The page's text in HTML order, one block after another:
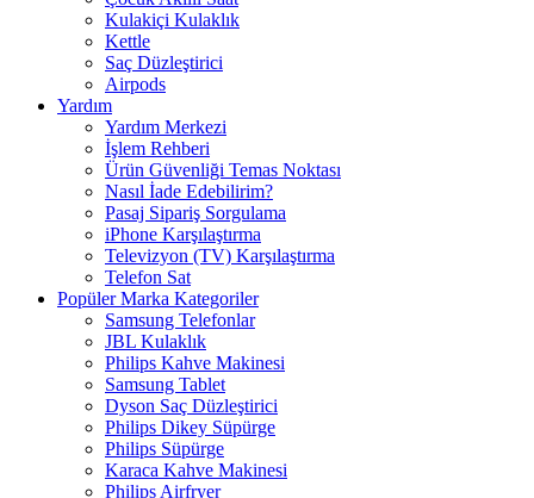
Kulakiçi Kulaklık
Kettle
Saç Düzleştirici
Airpods
Yardım
Yardım Merkezi
İşlem Rehberi
Ürün Güvenliği Temas Noktası
Nasıl İade Edebilirim?
Pasaj Sipariş Sorgulama
iPhone Karşılaştırma
Televizyon (TV) Karşılaştırma
Telefon Sat
Popüler Marka Kategoriler
Samsung Telefonlar
JBL Kulaklık
Philips Kahve Makinesi
Samsung Tablet
Dyson Saç Düzleştirici
Philips Dikey Süpürge
Philips Süpürge
Karaca Kahve Makinesi
Philips Airfryer